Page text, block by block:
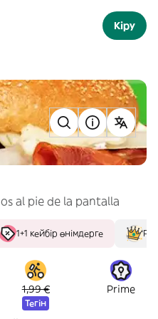
Кіру
al pie de la pantalla
1+1 кейбір өнімдерге
1,99 €
Тегін
Prime